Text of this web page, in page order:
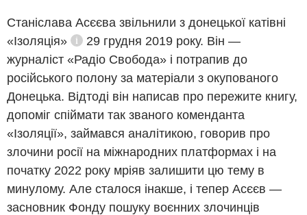
Станіслава Асєєва звільнили з донецької катівні
«Ізоляція»
Довідка
29 грудня 2019 року. Він ―
журналіст «Радіо Свобода» і потрапив до
російського полону за матеріали з окупованого
Донецька. Відтоді він написав про пережите книгу,
допоміг спіймати так званого коменданта
«Ізоляції», займався аналітикою, говорив про
злочини росії на міжнародних платформах і на
початку 2022 року мріяв залишити цю тему в
минулому. Але сталося інакше, і тепер Асєєв ―
засновник Фонду пошуку воєнних злочинців